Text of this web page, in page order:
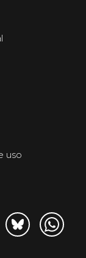
uso